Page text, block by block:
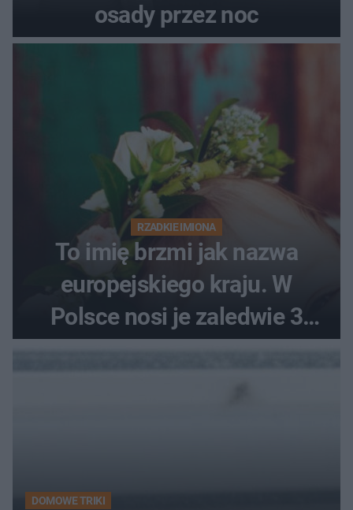
osady przez noc
RZADKIE IMIONA
To imię brzmi jak nazwa
europejskiego kraju. W
Polsce nosi je zaledwie 3
DOMOWE TRIKI